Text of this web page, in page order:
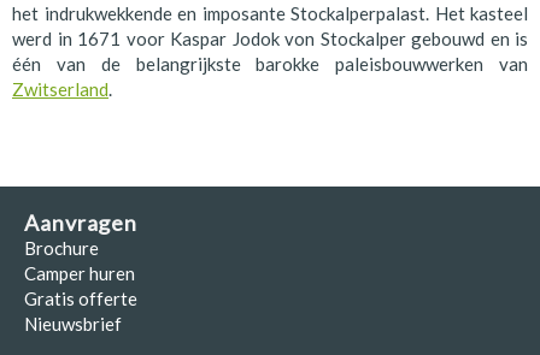
het indrukwekkende en imposante Stockalperpalast. Het kasteel
werd in 1671 voor Kaspar Jodok von Stockalper gebouwd en is
één van de belangrijkste barokke paleisbouwwerken van
Zwitserland.
Aanvragen
Brochure
Camper huren
Gratis offerte
Nieuwsbrief